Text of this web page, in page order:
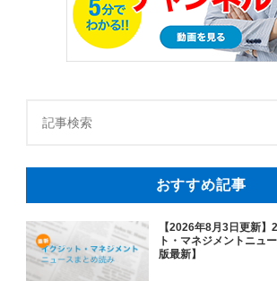
おすすめ記事
【2026年8月3日更新
ト・マネジメントニュ
版最新】